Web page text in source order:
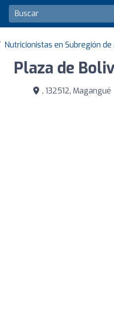
Nutricionistas en Subregión
Plaza de
, 132512, Magangué